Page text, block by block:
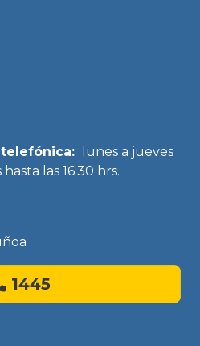
lunes a jueves
las 16:30 hrs.
1445